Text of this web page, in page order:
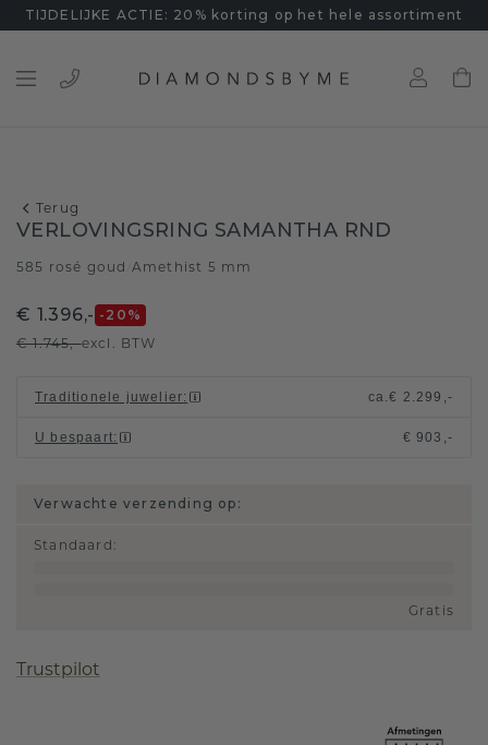
TIJDELIJKE ACTIE: 20% korting op het hele assortiment
Terug
VERLOVINGSRING SAMANTHA RND
585 rosé goud Amethist 5 mm
€ 1.396,- -20 %
€ 1.745,-excl. BTW
Traditionele juwelier: ca.€ 2.299,-
U bespaart: € 903,-
Verwachte verzending op:
Standaard :
Gratis
Trustpilot